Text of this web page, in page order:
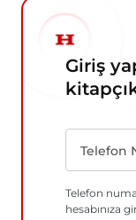
Giriş
Telefon
hesabınıza